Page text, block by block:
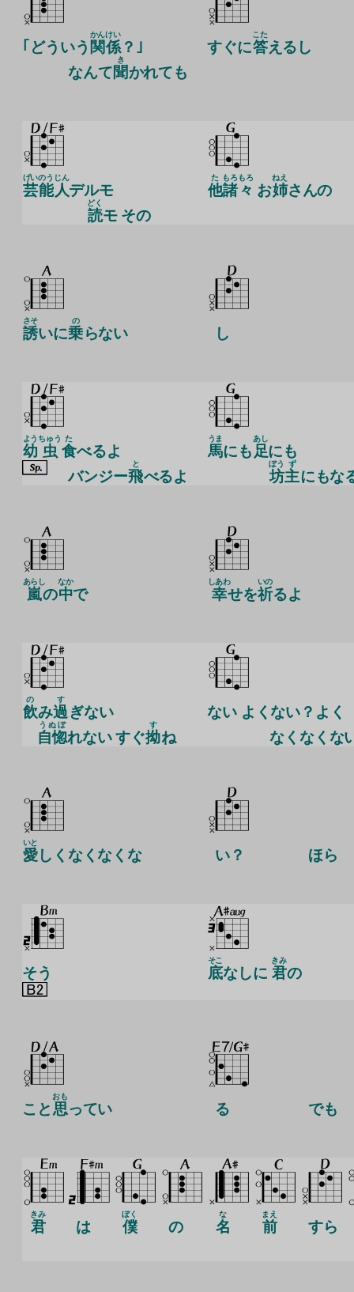
｢どういう 関
かん
係
けい
？｣
なんて聞
き
かれても
すぐに答
こた
えるし
芸
げい
能
のう
人
じん
デルモ
読
どく
モ その
他
た
諸
もろ
々
もろ
お姉
ねえ
さんの
誘
さそ
いに乗
の
らない し
幼
よう
虫
ちゅう
食
た
べるよ
バンジー飛
と
べるよ
馬
うま
にも 足
あし
にも
坊
ぼう
主
ず
にもな
嵐
あらし
の中
なか
で 幸
しあわ
せを祈
いの
るよ
飲
の
み過
す
ぎない
自惚
うぬぼ
れない すぐ拗
す
ね
ない よくない？よく
なくなくな
愛
いと
しくなくなくな い？ ほら
そう 底
そこ
なしに 君
きみ
の
こと 思
おも
ってい る でも
君
きみ
は 僕
ぼく
の 名
な
前
まえ
すら